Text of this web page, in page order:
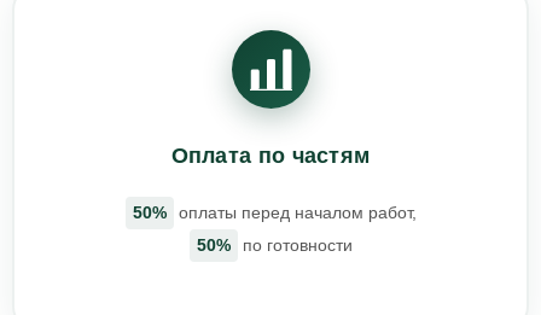
Оплата по частям
50%
оплаты перед началом работ,
50%
по готовности